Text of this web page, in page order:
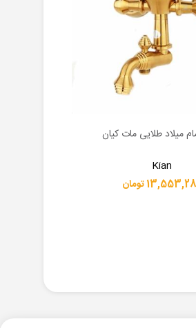
میلاد طلایی مات کیان
Kian
تومان